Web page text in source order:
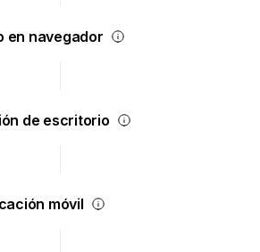
en navegador
de escritorio
móvil